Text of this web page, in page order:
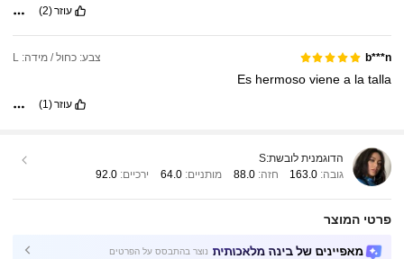
עוזר(2)
b***n צבע: כחול / מידה: L
Es hermoso viene a la talla
עוזר(1)
הדוגמנית לובשת:S
גובה: 163.0 חזה:88.0 מותניים: 64.0 ירכיים: 92.0
פרטי המוצר
מאפיינים של בינה מלאכותית נוצר בהתבסס על הפרטים